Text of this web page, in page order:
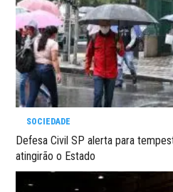
SOCIEDADE
Defesa Civil SP alerta para
atingirão o Estado